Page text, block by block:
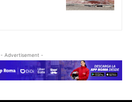
- Advertisement -